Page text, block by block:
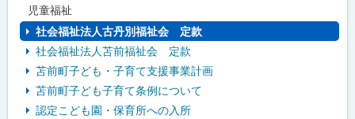
メ
ニ
児童福祉
社会福祉法人古丹別福祉会 定款
社会福祉法人苫前福祉会 定款
苫前町子ども・子育て支援事業計画
苫前町子ども子育て条例について
認定こども園・保育所への入所